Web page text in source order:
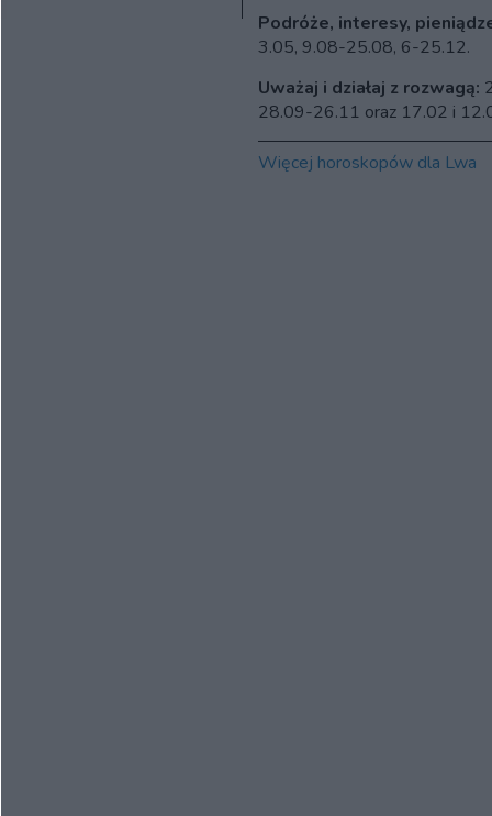
Podróże, interesy,
3.05, 9.08-25.08, 6-25.12.
Uważaj i działaj z rozwagą:
28.09-26.11 oraz 17.02 i
Więcej horoskopów dla Lwa